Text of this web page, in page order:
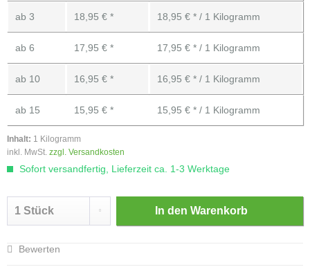
ab 3 18,95 € * 18,95 € * / 1 Kilogramm
ab 6 17,95 € * 17,95 € * / 1 Kilogramm
ab 10 16,95 € * 16,95 € * / 1 Kilogramm
ab 15 15,95 € * 15,95 € * / 1 Kilogramm
Inhalt: 1 Kilogramm
inkl. MwSt. zzgl. Versandkosten
Sofort versandfertig, Lieferzeit ca. 1-3 Werktage
In den Warenkorb
Bewerten